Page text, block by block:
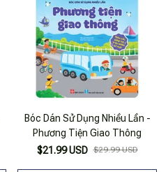
Bóc Dán Sử Dụng Nhiều Lần -
Phương Tiện Giao Thông
$21.99 USD $29.99 USD